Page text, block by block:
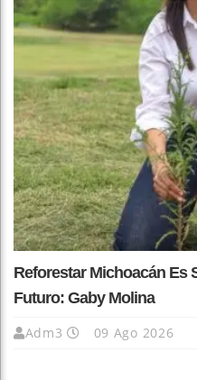
Reforestar Michoacán Es
Futuro: Gaby Molina
Adm3 09 Ago 2026